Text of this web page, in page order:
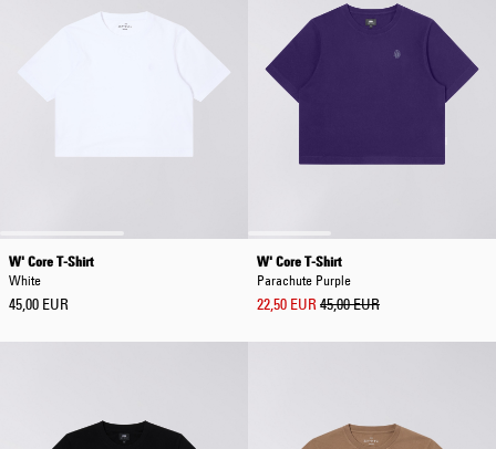
W' Core T-Shirt
White
45,00 EUR
W' Core T-Shirt
Parachute Purple
22,50 EUR 45,00 EUR